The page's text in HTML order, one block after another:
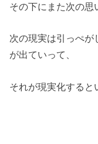
その下にまた次の思
次の現実は引っぺが
が出ていって、
それが現実化すると